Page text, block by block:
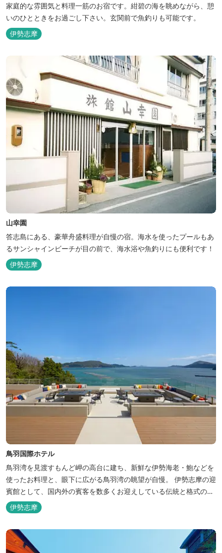
家庭的な雰囲気と料理一筋のお宿です。紺碧の海を眺めながら、憩
いのひとときをお過ごし下さい。玄関前で魚釣りも可能です。
伊勢志摩
山幸園
答志島にある、豪華舟盛料理が自慢の宿。海水を使ったプールもあ
るサンシャインビーチが目の前で、海水浴や魚釣りにも便利です！
伊勢志摩
鳥羽国際ホテル
鳥羽湾を見渡すもんど岬の高台に建ち、新鮮な伊勢海老・鮑などを
使ったお料理と、眼下に広がる鳥羽湾の眺望が自慢。 伊勢志摩の迎
賓館として、国内外の賓客を数多くお迎えしている伝統と格式のあ
るホテルです。 【2024年3月25日リニューアル】 クラブラウンジ
アクセス付の新客室「オーシャンビュースイート・クラブ」が誕
生！ エントランスやフロント、ザ・ロビーラウンジ、パールオーシ
ャンテラ...
伊勢志摩